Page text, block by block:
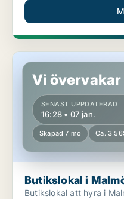
Butikslokal i Malmö
Vi
SENAST UPPDATERAD
16:28 • 07 jan.
Skapad 7 mo Ca. 3
Butikslokal i
Butikslokal att hyra i